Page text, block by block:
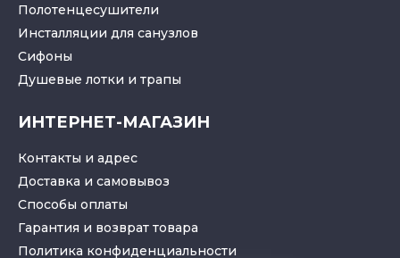
Полотенцесушители
Инсталляции для санузлов
Cифоны
Душевые лотки и трапы
ИНТЕРНЕТ-МАГАЗИН
Контакты и адрес
Доставка и самовывоз
Способы оплаты
Гарантия и возврат товара
Политика конфиденциальности